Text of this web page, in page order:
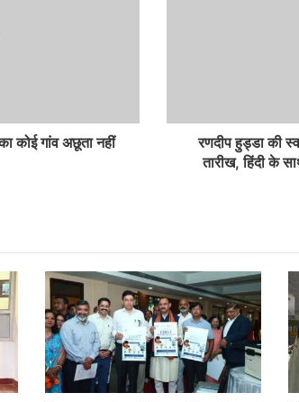
कोई गांव अछूता नहीं
रणदीप हुड्डा की
तारीख, हिंदी के